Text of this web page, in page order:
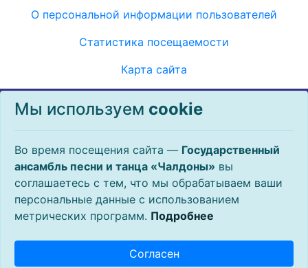
Мы используем сookie
Во время посещения сайта — Государственный
ансамбль песни и танца «Чалдоны» вы
соглашаетесь с тем, что мы обрабатываем ваши
персональные данные с использованием
метрических программ. Подробнее
Согласен
О персональной информации пользователей
Статистика посещаемости
Карта сайта
Во время посещения данного сайта, государственное
автономное учреждение культуры Новосибирской
области «Государственный ансамбль песни и танца
«Чалдоны» может использовать общеотраслевую
технологию, называемую cookie. Файлы cookie
представляют собой небольшие фрагменты данных,
которые временно сохраняются на вашем компьютере
или мобильном устройстве, и обеспечивают более
данный сайт, Вы соглашаетесь с использованием
файлов cookie и принимаетеусловия